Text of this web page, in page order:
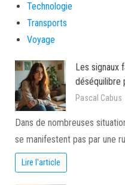
Technologie
Transports
Voyage
Les signaux
déséquilibre
Pascal Cabus
Dans de nombreuses
se manifestent pas par une
Lire l'article